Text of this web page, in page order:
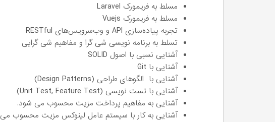
مسلط به فریمورک Laravel
مسلط به فریمورک Vuejs
تجربه پیاده‌سازی API و وب‌سرویس‌های RESTful
تسلط به برنامه نویسی شی گرا و مفاهیم شی گرایی
آشنایی نسبی با اصول SOLID
آشنایی با Git
آشنایی با الگوهای طراحی (Design Patterns)
آشنایی با تست نویسی (Unit Test, Feature Test)
آشنایی به مفاهیم پرداخت مزیت محسوب می شود.
آشنایی به کار با سیستم عامل لینوکس مزیت محسوب